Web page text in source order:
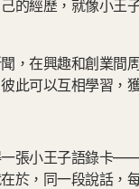
的經歷，就像小王
，在興趣和創業間
此可以互相學習，
張小王子語錄卡
於，同一段說話，